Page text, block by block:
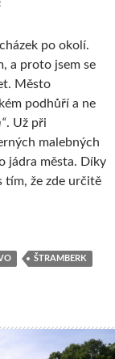
po okolí.
a proto jsem se
Město
podhůří a ne
. Už při
malebných
jádra města. Díky
tím, že zde určitě
Vydejte se
ŠTRAMBERK